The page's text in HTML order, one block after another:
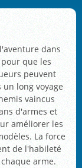
dans
que les
peuvent
un long voyage
vaincus
d'armes et
améliorer les
La force
de l'habileté
arme.